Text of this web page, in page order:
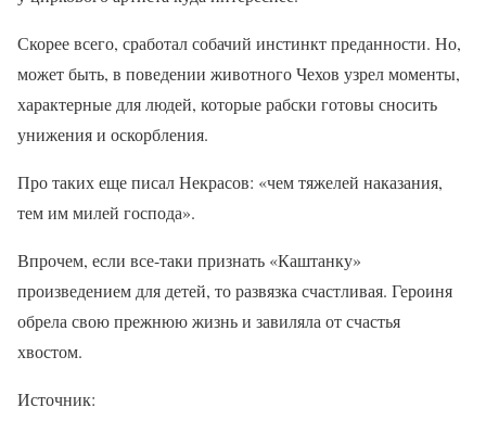
Скорее всего, сработал собачий инстинкт преданности. Но,
может быть, в поведении животного Чехов узрел моменты,
характерные для людей, которые рабски готовы сносить
унижения и оскорбления.
Про таких еще писал Некрасов: «чем тяжелей наказания,
тем им милей господа».
Впрочем, если все-таки признать «Каштанку»
произведением для детей, то развязка счастливая. Героиня
обрела свою прежнюю жизнь и завиляла от счастья
хвостом.
Источник: